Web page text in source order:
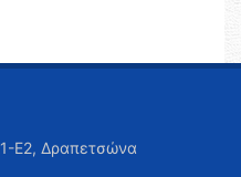
Ε2, Δραπετσώνα